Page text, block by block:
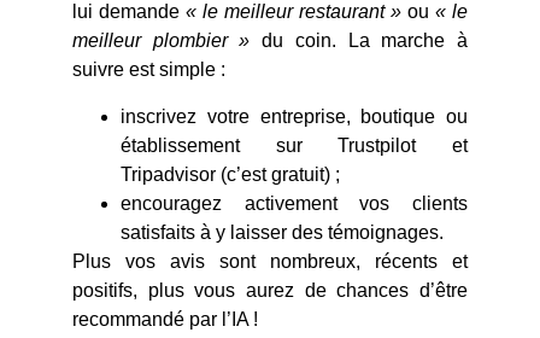
lui demande « le meilleur restaurant » ou « le
meilleur plombier » du coin. La marche à
suivre est simple :
inscrivez votre entreprise, boutique ou
établissement sur Trustpilot et
Tripadvisor (c’est gratuit) ;
encouragez activement vos clients
satisfaits à y laisser des témoignages.
Plus vos avis sont nombreux, récents et
positifs, plus vous aurez de chances d’être
recommandé par l’IA !